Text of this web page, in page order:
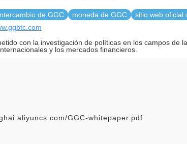
de GGC moneda de GGC
sitio web oficial
con la investigación de políticas en los campos de
y los mercados financieros.
GGC-whitepaper.pdf